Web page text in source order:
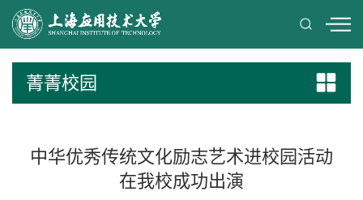
菁菁校园
中华优秀传统文化励志艺术进校园活动
在我校成功出演